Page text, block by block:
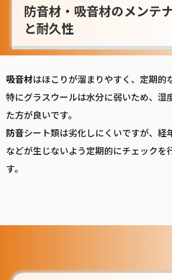
防音材・吸音材のメンテ
と耐久性
吸音材はほこりが溜まりやすく、定期的
特にグラスウールは水分に弱いため、湿
た方が良いです。
防音シート類は劣化しにくいですが、経
などが生じないよう定期的にチェックを
す。